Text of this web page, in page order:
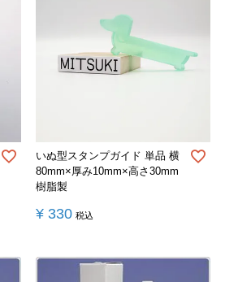
いぬ型スタンプガイド 単品 横
80mm×厚み10mm×高さ30mm
樹脂製
¥ 330 税込